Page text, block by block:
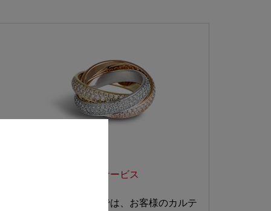
ジュエリー カスタマーサービス
カルティエ ブティックでは、お客様のカルテ